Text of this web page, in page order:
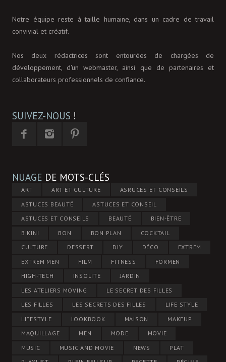
Notre équipe reste à taille humaine, dans un cadre de travail
convivial et créatif.
Nos deux rédactrices sont entourées de chargées de
développement, d'un webmaster, ainsi que de partenaires et
collaborateurs professionnels de confiance.
SUIVEZ-NOUS !
NUAGE DE MOTS-CLÉS
ART ART ET CULTURE
ASRUCES ET CONSEILS
ASTUCES BEAUTÉ
ASTUCES ET CONSEIL
ASTUCES ET CONSEILS
BEAUTÉ
BIEN-ÊTRE
BIKINI
BON BON PLAN
COCKTAIL
CULTURE
DESSERT DIY DÉCO
EXTREM
EXTREM MEN
FILM FITNESS
FORMEN
HIGH-TECH
INSOLITE
JARDIN
LES ATELIERS MOVING
LE SECRET DES FILLES
LES FILLES
LES SECRETS DES FILLES
LIFE STYLE
LIFESTYLE
LOOKBOOK MAISON
MAKEUP
MAQUILLAGE
MEN MODE
MOVIE
MUSIC
MUSIC AND MOVIE NEWS
PLAT